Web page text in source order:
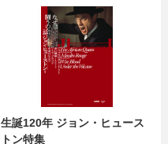
生誕120年 ジョン・ヒュース
トン特集